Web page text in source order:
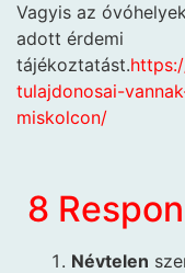
Vagyis az
adott érdemi
tájékoztatást.
tulajdonosai-
miskolcon/
8
Névtelen